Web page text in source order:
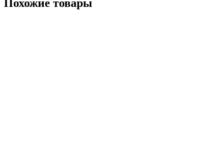
Похожие товары